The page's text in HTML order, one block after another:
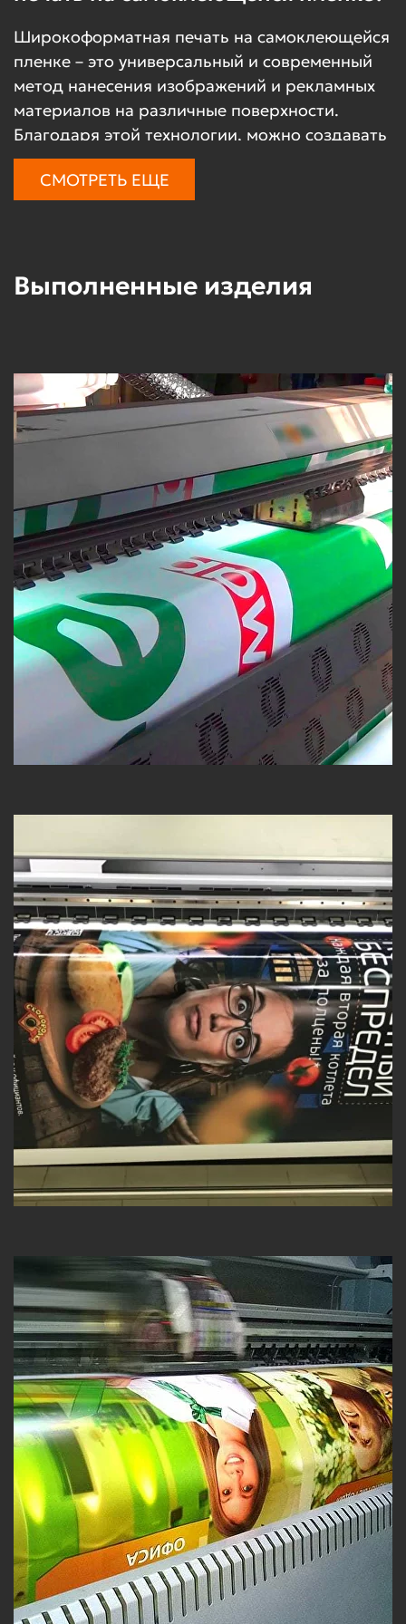
Широкоформатная печать на самоклеющейся
пленке – это универсальный и современный
метод нанесения изображений и рекламных
материалов на различные поверхности.
Благодаря этой технологии, можно создавать
яркие и устойчивые изображения, которые
привлекают внимание и служат долго. Пленка
предлагает качественные услуги по печати на
самоклеющейся пленке, гарантируя
Преимущества широкоформатной
печати на самоклеющейся пленке
Высокое качество изображения .
Современные широкоформатные
принтеры, используемые в Expoprints,
позволяют достигать высокую четкость и
точность цветов, что делает
изображение ярким и привлекательным.
Вы получите фотографическое качество
на пленке, которая будет выглядеть
безупречно.
Устойчивость к внешним воздействиям .
Самоклеющаяся пленка обладает
высокой стойкостью к
ультрафиолетовому излучению, влаге и
температурным перепадам. Это
интерьере, так и на улице, что делает ее
Легкость установки и демонтажа.
Самоклеющаяся пленка проста в
установке и не оставляет следов при
демонтаже. Это особенно удобно для
временных акций или мероприятий,
когда необходимо быстро заменить или
обновить оформление.
Многообразие применения. В Expoprints
вы можете заказать широкоформатную
печать на самоклеющейся пленке для
различных нужд: витрины, интерьеры,
транспорт, рекламные щиты. Мы готовы
воплотить в жизнь любые идеи.
Оформление витрин и торговых залов.
Самоклеющаяся пленка – идеальный
вариант для оформления витрин, так как
привлекает внимание прохожих и
подчеркивает уникальный стиль бренда.
Пленка может использоваться для
создания различных эффектов, таких как
матовое или зеркальное покрытие.
Реклама на транспорте.
Широкоформатная печать на
самоклеющейся пленке для транспорта
позволяет брендам оставаться в центре
внимания даже на дороге. Пленка
надежно крепится к кузову, устойчива к
СМОТРЕТЬ ЕЩЕ
Выполненные изделия